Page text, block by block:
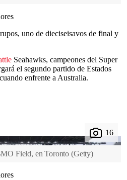
uno de dieciseisavos de final y
Seahawks, campeones del Super
el segundo partido de Estados
enfrente a Australia.
Field, en Toronto (Getty)